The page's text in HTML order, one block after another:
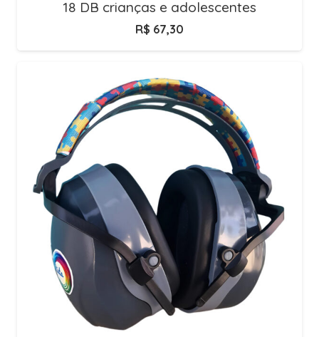
18 DB crianças e adolescentes
R$ 67,30